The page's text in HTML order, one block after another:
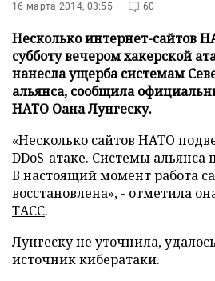
16 марта 2014, 03:55 60
Несколько интернет-сайтов
субботу вечером хакерской
нанесла ущерба системам
альянса, сообщила
НАТО Оана Лунгеску.
«Несколько сайтов НАТО
DDoS-атаке. Системы альянса
В настоящий момент работа
восстановлена», - отметила
ТАСС.
Лунгеску не уточнила,
источник кибератаки.